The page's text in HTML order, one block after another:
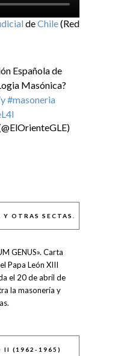
deChile(Red
Española de
Masónica?
#masoneria
OTRAS SECTAS.
GENUS». Carta
Papa León XIII
el 20 de abril de
la masonería y
II (1962-1965)